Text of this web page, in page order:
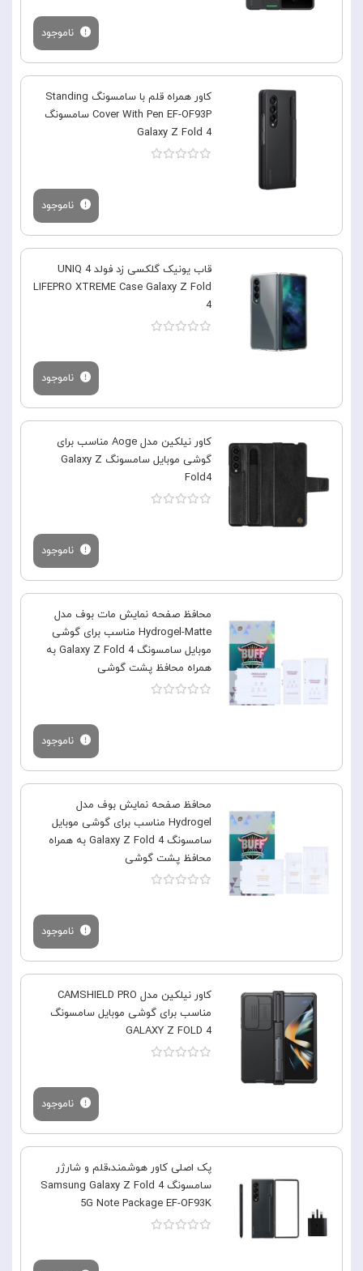
ناموجود
کاور همراه قلم با سامسونگ Standing
Cover With Pen EF-OF93P سامسونگ
Galaxy Z Fold 4
ناموجود
قاب یونیک گلکسی زد فولد 4 UNIQ
LIFEPRO XTREME Case Galaxy Z Fold
4
ناموجود
کاور نیلکین مدل Aoge مناسب برای
گوشی موبایل سامسونگ Galaxy Z
Fold4
ناموجود
محافظ صفحه نمایش مات بوف مدل
Hydrogel-Matte مناسب برای گوشی
موبایل سامسونگ Galaxy Z Fold 4 به
همراه محافظ پشت گوشی
ناموجود
محافظ صفحه نمایش بوف مدل
Hydrogel مناسب برای گوشی موبایل
سامسونگ Galaxy Z Fold 4 به همراه
محافظ پشت گوشی
ناموجود
کاور نیلکین مدل CAMSHIELD PRO
مناسب برای گوشی موبایل سامسونگ
GALAXY Z FOLD 4
ناموجود
پک اصلی کاور هوشمند،قلم و شارژر
سامسونگ Samsung Galaxy Z Fold 4
5G Note Package EF-OF93K